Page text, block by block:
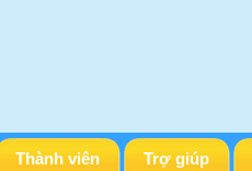
Thành viên Trợ giúp